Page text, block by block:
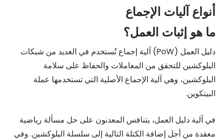
أنواع آليات الإجماع
ما هو إثبات العمل؟
دليل العمل (PoW) آلية إجماع تُستخدم في العديد من شبكات
البلوكشين للتحقق من المعاملات والحفاظ على سلامة
البلوكشين، وهي آلية الإجماع الأصلية التي تستخدمها عملة
البيتكوين.
في آلية دليل العمل، يتنافس المعدنون على حل مسألة رياضية
معقدة من أجل إضافة الكتلة التالية إلى سلسلة البلوكشين. وفي